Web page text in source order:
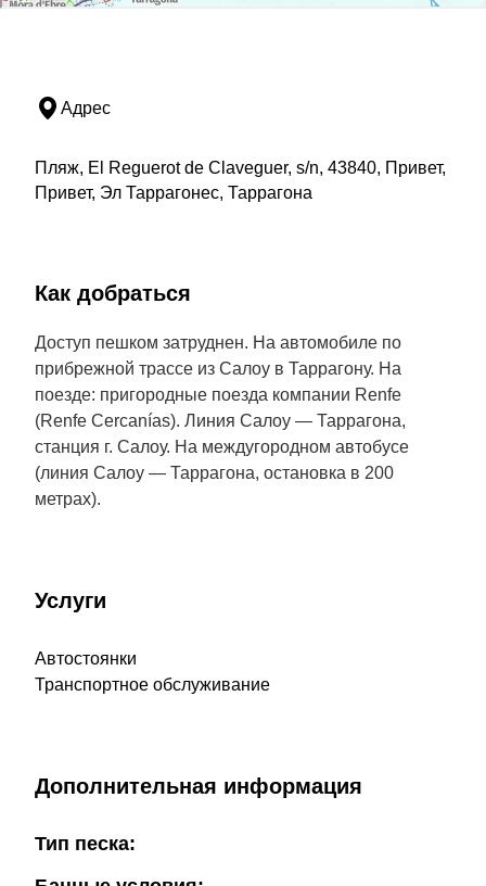
Адрес
Пляж, El Reguerot de Claveguer, s/n, 43840, Привет,
Привет, Эл Таррагонес, Таррагона
Как добраться
Доступ пешком затруднен. На автомобиле по
прибрежной трассе из Салоу в Таррагону. На
поезде: пригородные поезда компании Renfe
(Renfe Cercanías). Линия Салоу — Таррагона,
станция г. Салоу. На междугородном автобусе
(линия Салоу — Таррагона, остановка в 200
метрах).
Услуги
Автостоянки
Транспортное обслуживание
Дополнительная информация
Тип песка: